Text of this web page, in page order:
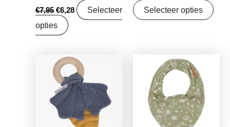
€7,95 €6,28
Selecteer
opties
Selecteer opties
Oorspronkelijke
prijs
was:
€7,95.
Huidige
prijs
is:
€6,28.
Oorspronkelijke
prijs
was:
€8,95.
Huidige
prijs
€7,07.